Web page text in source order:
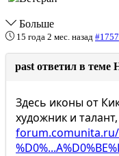
Больше
15 года 2 мес. назад #1757
past ответил в теме
Здесь иконы от
художник и